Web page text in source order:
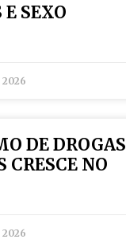
SEXO
DE DROGAS
NO